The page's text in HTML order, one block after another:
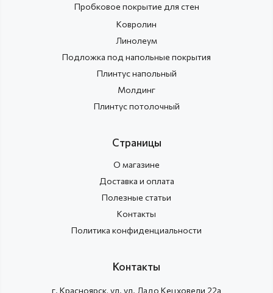
Пробковое покрытие для стен
Ковролин
Линолеум
Подложка под напольные покрытия
Плинтус напольный
Молдинг
Плинтус потолочный
Страницы
О магазине
Доставка и оплата
Полезные статьи
Контакты
Политика конфиденциальности
Контакты
г. Красноярск, ул. ул. Ладо Кецховели 22а